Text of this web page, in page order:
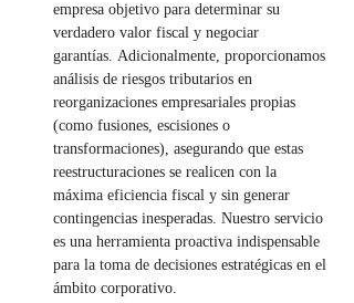
empresa objetivo para determinar su
verdadero valor fiscal y negociar
garantías. Adicionalmente, proporcionamos
análisis de riesgos tributarios en
reorganizaciones empresariales propias
(como fusiones, escisiones o
transformaciones), asegurando que estas
reestructuraciones se realicen con la
máxima eficiencia fiscal y sin generar
contingencias inesperadas. Nuestro servicio
es una herramienta proactiva indispensable
para la toma de decisiones estratégicas en el
ámbito corporativo.